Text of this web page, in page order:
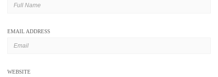
EMAIL ADDRESS
WEBSITE